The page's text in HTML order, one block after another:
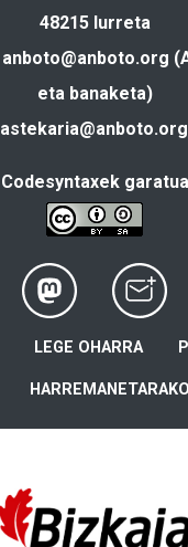
48215 Iurreta
anboto@anboto.org
eta banaketa)
astekaria@anboto.org
Codesyntaxek garatua
LEGE OHARRA
HARREMANETARAKO